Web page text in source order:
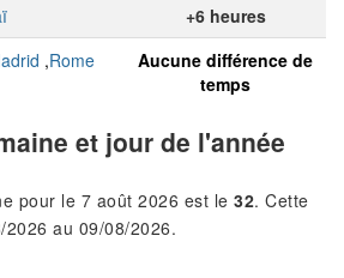
+6 heures
,Rome
Aucune différence de
temps
et jour de l'année
pour le 7 août 2026 est le 32. Cette
au 09/08/2026.